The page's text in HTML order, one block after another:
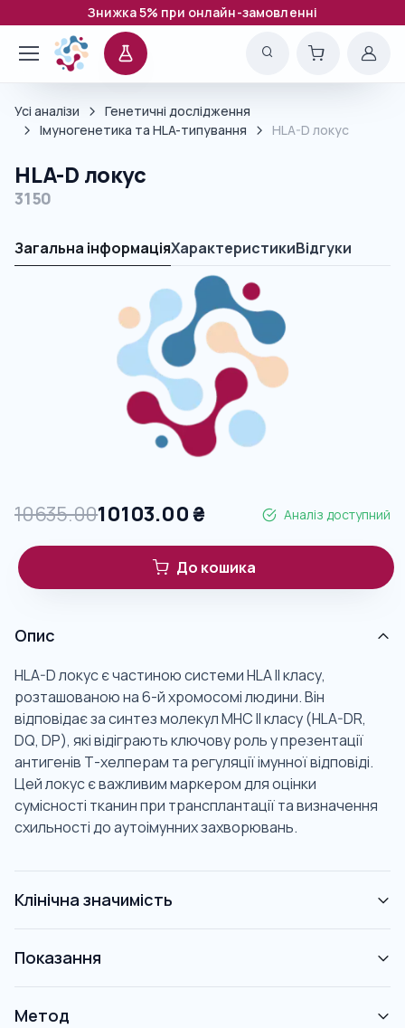
Знижка 5% при онлайн-замовленні
Усі аналізи
Генетичні дослідження
Імуногенетика та HLA-типування
HLA-D локус
HLA-D локус
3150
Загальна інформаціяХарактеристикиВідгуки
10635.0010103.00₴ Аналіз доступний
До кошика
Опис
HLA-D локус є частиною системи HLA II класу,
розташованою на 6-й хромосомі людини. Він
відповідає за синтез молекул MHC II класу (HLA-DR,
DQ, DP), які відіграють ключову роль у презентації
антигенів Т-хелперам та регуляції імунної відповіді.
Цей локус є важливим маркером для оцінки
сумісності тканин при трансплантації та визначення
схильності до аутоімунних захворювань.
Клінічна значимість
Показання
Метод